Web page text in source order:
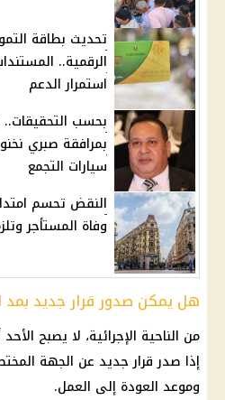
الرقمية..
استمرار الدعم
بحسب
بمرافقة صبري
سيارات التجمع
النقض تحسم
وفاة المستأجر
هل يمكن صدور قرار جديد بمد
من الناحية الإجرائية، لا يصبح
إذا صدر قرار جديد عن الجهة
وموعد العودة إلى العمل.